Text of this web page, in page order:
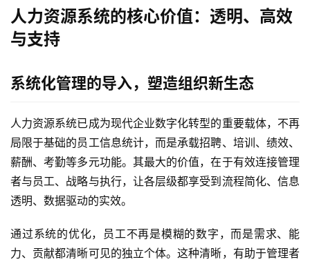
人力资源系统的核心价值：透明、高效
与支持
系统化管理的导入，塑造组织新生态
人力资源系统已成为现代企业数字化转型的重要载体，不再
局限于基础的员工信息统计，而是承载招聘、培训、绩效、
薪酬、考勤等多元功能。其最大的价值，在于有效连接管理
者与员工、战略与执行，让各层级都享受到流程简化、信息
透明、数据驱动的实效。
通过系统的优化，员工不再是模糊的数字，而是需求、能
力、贡献都清晰可见的独立个体。这种清晰，有助于管理者